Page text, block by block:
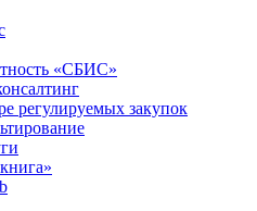
«СБИС»
регулируемых закупок